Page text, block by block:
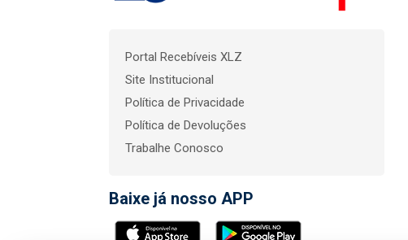
Portal Recebíveis XLZ
Site Institucional
Política de Privacidade
Política de Devoluções
Trabalhe Conosco
Baixe já nosso APP